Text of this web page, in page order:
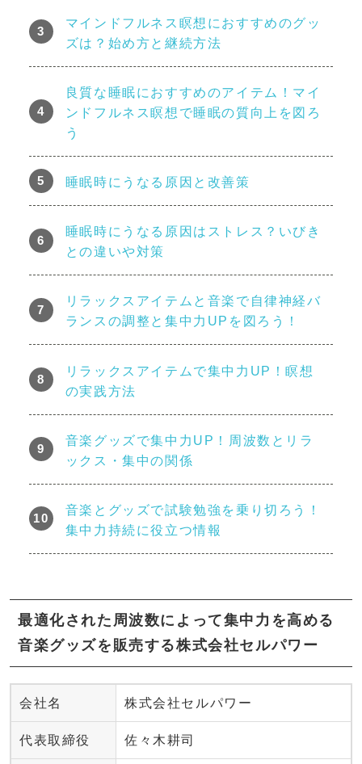
マインドフルネス瞑想におすすめのグッ
ズは？始め方と継続方法
良質な睡眠におすすめのアイテム！マイ
ンドフルネス瞑想で睡眠の質向上を図ろ
う
睡眠時にうなる原因と改善策
睡眠時にうなる原因はストレス？いびき
との違いや対策
リラックスアイテムと音楽で自律神経バ
ランスの調整と集中力UPを図ろう！
リラックスアイテムで集中力UP！瞑想
の実践方法
音楽グッズで集中力UP！周波数とリラ
ックス・集中の関係
音楽とグッズで試験勉強を乗り切ろう！
集中力持続に役立つ情報
最適化された周波数によって集中力を高める
音楽グッズを販売する株式会社セルパワー
会社名 株式会社セルパワー
代表取締役 佐々木耕司